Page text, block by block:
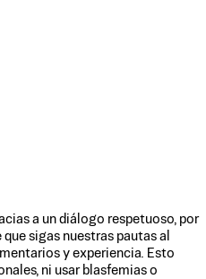
a un diálogo respetuoso, por
sigas nuestras pautas al
y experiencia. Esto
ni usar blasfemias o